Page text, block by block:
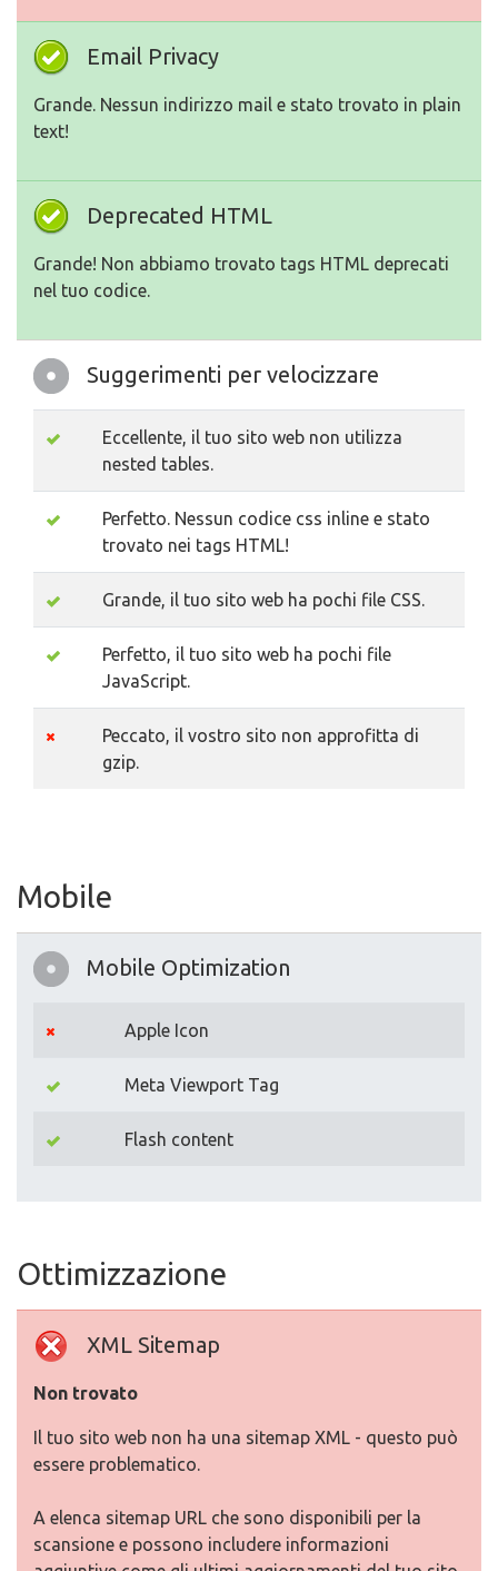
Email Privacy
Grande. Nessun indirizzo mail e stato trovato in plain
text!
Deprecated HTML
Grande! Non abbiamo trovato tags HTML deprecati
nel tuo codice.
Suggerimenti per velocizzare
Eccellente, il tuo sito web non utilizza
nested tables.
Perfetto. Nessun codice css inline e stato
trovato nei tags HTML!
Grande, il tuo sito web ha pochi file CSS.
Perfetto, il tuo sito web ha pochi file
JavaScript.
Peccato, il vostro sito non approfitta di
gzip.
Mobile
Mobile Optimization
Apple Icon
Meta Viewport Tag
Flash content
Ottimizzazione
XML Sitemap
Non trovato
Il tuo sito web non ha una sitemap XML - questo può
essere problematico.
A elenca sitemap URL che sono disponibili per la
scansione e possono includere informazioni